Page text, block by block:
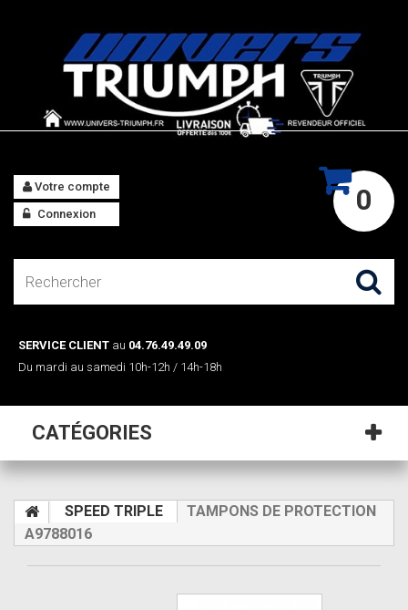
0
Votre compte
Connexion
SERVICE CLIENT au 04.76.49.49.09
Du mardi au samedi 10h-12h / 14h-18h
CATÉGORIES
SPEED TRIPLE
TAMPONS DE PROTECTION
A9788016